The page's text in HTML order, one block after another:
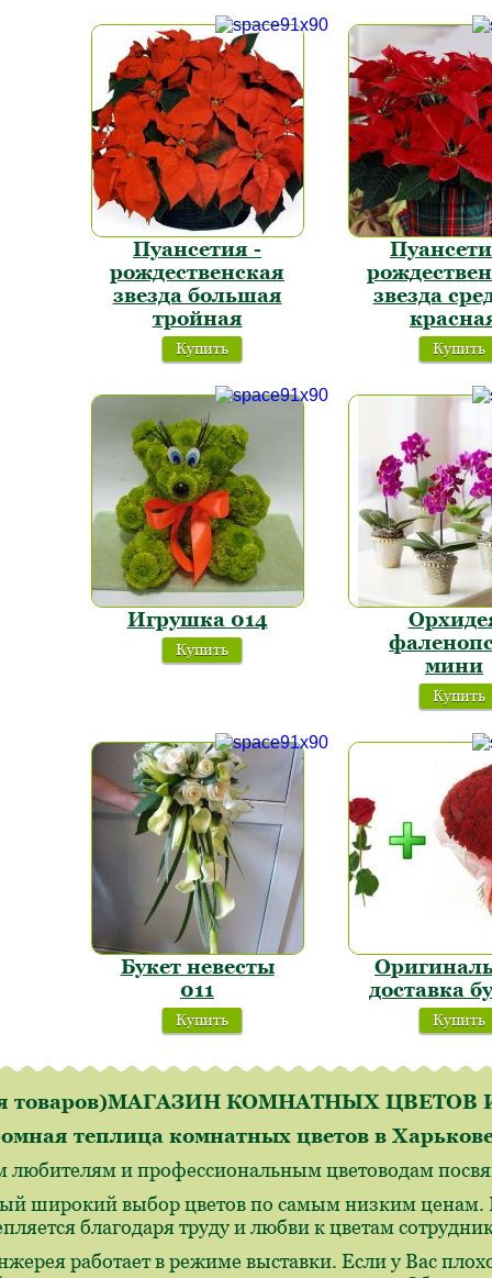
Пуансетия -
рождественская
звезда большая
тройная
Купить
звезда
Купить
Игрушка 014
Купить
мини
Купить
Букет невесты
011
Купить
доставка
Купить
товаров)МАГАЗИН КОМНАТНЫХ
теплица комнатных цветов в
любителям и профессиональным цветоводам
широкий выбор цветов по самым низким ценам.
благодаря труду и любви к цветам
работает в режиме выставки. Если у Вас